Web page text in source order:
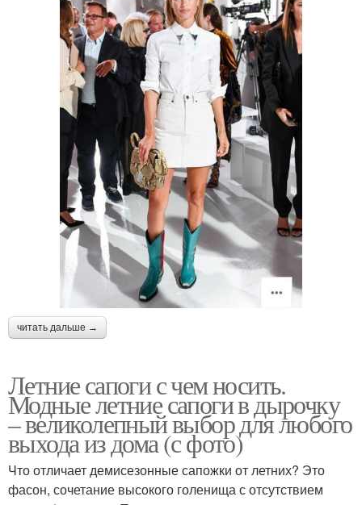
читать дальше →
Летние сапоги с чем носить.
Модные летние сапоги в дырочку
– великолепный выбор для любого
выхода из дома (с фото)
Что отличает демисезонные сапожки от летних? Это
фасон, сочетание высокого голенища с отсутствием